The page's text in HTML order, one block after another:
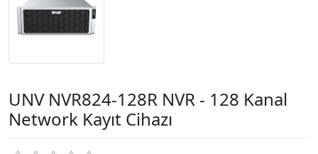
UNV NVR824-128R NVR - 128 Kanal
Network Kayıt Cihazı